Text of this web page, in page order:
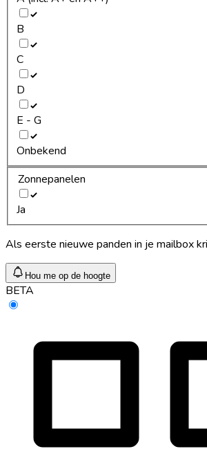
B
C
D
E - G
Onbekend
Zonnepanelen
Ja
Als eerste nieuwe panden in je mailbox
Hou me op de hoogte
BETA